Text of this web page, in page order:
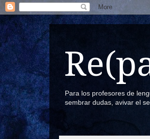
Para los profesores de
sembrar dudas, avivar el